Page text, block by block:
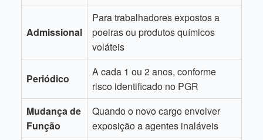
Admissional
Para trabalhadores expostos a
poeiras ou produtos químicos
voláteis
Periódico
A cada 1 ou 2 anos, conforme
risco identificado no PGR
Mudança de
Função
Quando o novo cargo envolver
exposição a agentes inaláveis